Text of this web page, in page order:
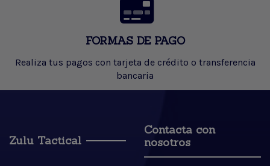
FORMAS DE PAGO
Realiza tus pagos con tarjeta de crédito o transferencia
bancaria
Zulu Tactical
Contacta con
nosotros